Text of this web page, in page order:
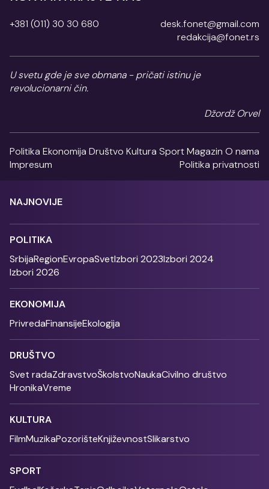
+381 (011) 30 30 680
desk.fonet@gmail.com
redakcija@fonet.rs
U svetu gde je sve obmana - pričati istinu je
revolucionarni čin.
Džordž Orvel
Politika Ekonomija Društvo Kultura SportMagazin O nama
Impresum
Politika privatnosti
NAJNOVIJE
POLITIKA
SrbijaRegionEvropaSvetIzbori 2023Izbori 2024
Izbori 2026
EKONOMIJA
PrivredaFinansijeEkologija
DRUŠTVO
Svet radaZdravstvoŠkolstvoNaukaCivilno društvo
HronikaVreme
KULTURA
FilmMuzikaPozorišteKnjiževnostSlikarstvo
SPORT